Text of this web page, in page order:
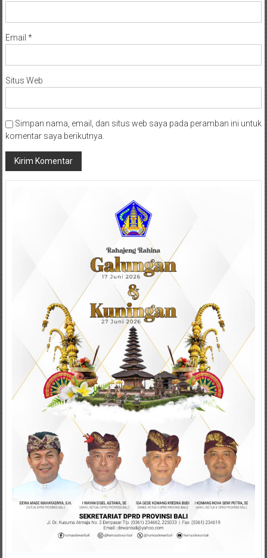
Email *
Situs Web
Simpan nama, email, dan situs web saya pada peramban ini untuk
komentar saya berikutnya.